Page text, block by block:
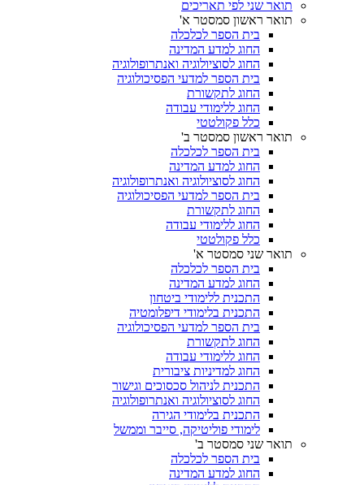
תואר שני לפי תאריכים
תואר ראשון סמסטר א'
בית הספר לכלכלה
החוג למדע המדינה
החוג לסוציולוגיה ואנתרופולוגיה
בית הספר למדעי הפסיכולוגיה
החוג לתקשורת
החוג ללימודי עבודה
כלל פקולטטי
תואר ראשון סמסטר ב'
בית הספר לכלכלה
החוג למדע המדינה
החוג לסוציולוגיה ואנתרופולוגיה
בית הספר למדעי הפסיכולוגיה
החוג לתקשורת
החוג ללימודי עבודה
כלל פקולטטי
תואר שני סמסטר א'
בית הספר לכלכלה
החוג למדע המדינה
התכנית ללימודי ביטחון
התכנית בלימודי דיפלומטיה
בית הספר למדעי הפסיכולוגיה
החוג לתקשורת
החוג ללימודי עבודה
החוג למדיניות ציבורית
התכנית לניהול סכסוכים וגישור
החוג לסוציולוגיה ואנתרופולוגיה
התכנית בלימודי הגירה
לימודי פוליטיקה, סייבר וממשל
תואר שני סמסטר ב'
בית הספר לכלכלה
החוג למדע המדינה